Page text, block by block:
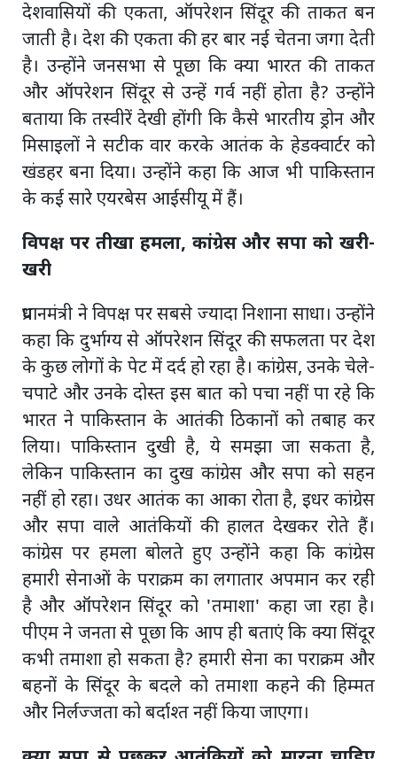
देशवासियों की एकता, ऑपरेशन सिंदूर की ताकत बन
जाती है। देश की एकता की हर बार नई चेतना जगा देती
है। उन्होंने जनसभा से पूछा कि क्या भारत की ताकत
और ऑपरेशन सिंदूर से उन्हें गर्व नहीं होता है? उन्होंने
बताया कि तस्वीरें देखी होंगी कि कैसे भारतीय ड्रोन और
मिसाइलों ने सटीक वार करके आतंक के हेडक्वार्टर को
खंडहर बना दिया। उन्होंने कहा कि आज भी पाकिस्तान
के कई सारे एयरबेस आईसीयू में हैं।
विपक्ष पर तीखा हमला, कांग्रेस और सपा को खरी-
खरी
प्रधानमंत्री ने विपक्ष पर सबसे ज्यादा निशाना साधा। उन्होंने
कहा कि दुर्भाग्य से ऑपरेशन सिंदूर की सफलता पर देश
के कुछ लोगों के पेट में दर्द हो रहा है। कांग्रेस, उनके चेले-
चपाटे और उनके दोस्त इस बात को पचा नहीं पा रहे कि
भारत ने पाकिस्तान के आतंकी ठिकानों को तबाह कर
लिया। पाकिस्तान दुखी है, ये समझा जा सकता है,
लेकिन पाकिस्तान का दुख कांग्रेस और सपा को सहन
नहीं हो रहा। उधर आतंक का आका रोता है, इधर कांग्रेस
और सपा वाले आतंकियों की हालत देखकर रोते हैं।
कांग्रेस पर हमला बोलते हुए उन्होंने कहा कि कांग्रेस
हमारी सेनाओं के पराक्रम का लगातार अपमान कर रही
है और ऑपरेशन सिंदूर को 'तमाशा' कहा जा रहा है।
पीएम ने जनता से पूछा कि आप ही बताएं कि क्या सिंदूर
कभी तमाशा हो सकता है? हमारी सेना का पराक्रम और
बहनों के सिंदूर के बदले को तमाशा कहने की हिम्मत
और निर्लज्जता को बर्दाश्त नहीं किया जाएगा।